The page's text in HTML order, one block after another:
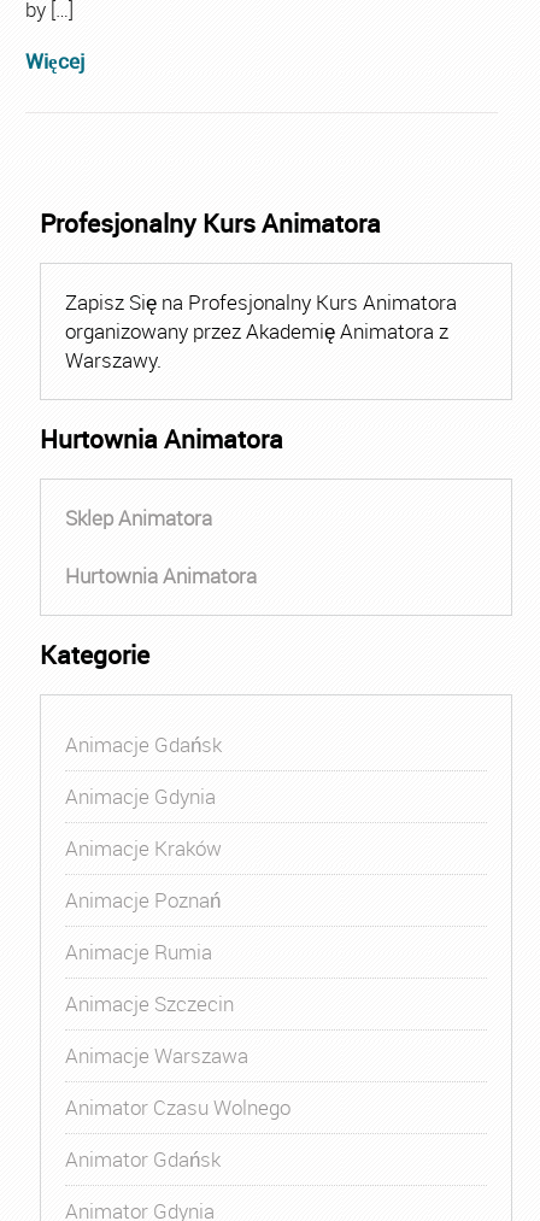
by […]
Więcej
Profesjonalny Kurs Animatora
Zapisz Się na Profesjonalny Kurs Animatora
organizowany przez Akademię Animatora z
Warszawy.
Hurtownia Animatora
Sklep Animatora
Hurtownia Animatora
Kategorie
Animacje Gdańsk
Animacje Gdynia
Animacje Kraków
Animacje Poznań
Animacje Rumia
Animacje Szczecin
Animacje Warszawa
Animator Czasu Wolnego
Animator Gdańsk
Animator Gdynia